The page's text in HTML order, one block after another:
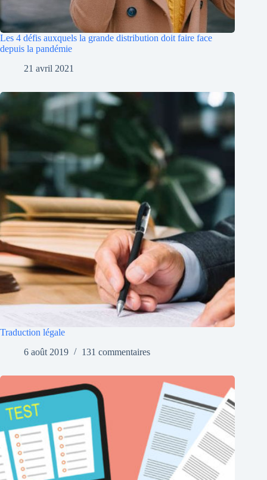
Les 4 défis auxquels la grande distribution doit faire face
depuis la pandémie
21 avril 2021
Traduction légale
6 août 2019
131 commentaires